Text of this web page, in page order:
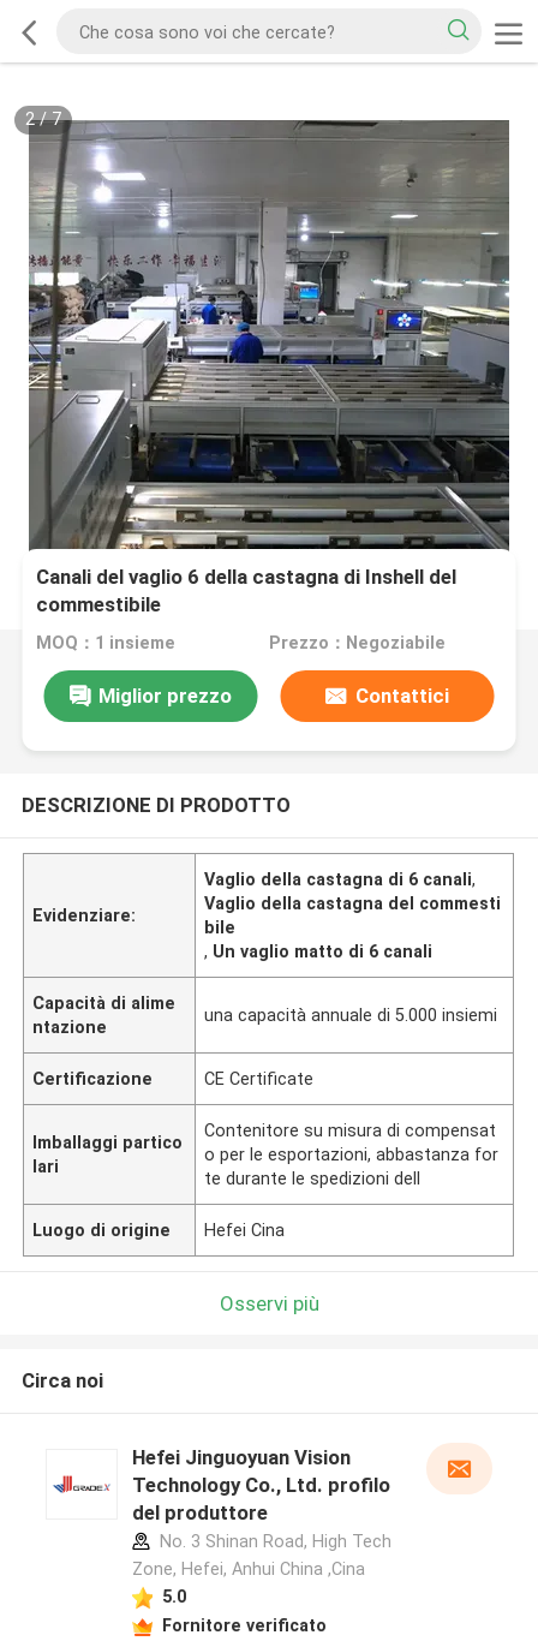
2/7
Canali del vaglio 6 della castagna di Inshell del
commestibile
MOQ：1 insieme Prezzo：Negoziabile
Miglior prezzo Contattici
DESCRIZIONE DI PRODOTTO
Evidenziare:
Vaglio della castagna di 6 canali,
Vaglio della castagna del commesti
bile
, Un vaglio matto di 6 canali
Capacità di alime
ntazione
una capacità annuale di 5.000 insiemi
Certificazione CE Certificate
Imballaggi partico
lari
Contenitore su misura di compensat
o per le esportazioni, abbastanza for
te durante le spedizioni dell
Luogo di origine Hefei Cina
Osservi più
Circa noi
Hefei Jinguoyuan Vision
Technology Co., Ltd. profilo
del produttore
No. 3 Shinan Road, High Tech
Zone, Hefei, Anhui China ,Cina
5.0
Fornitore verificato